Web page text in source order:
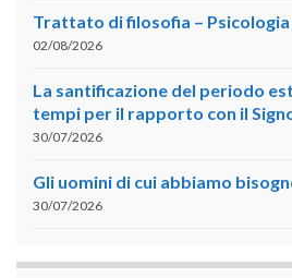
Trattato di filosofia – Psicologia
02/08/2026
La santificazione del periodo
tempi per il rapporto con il
30/07/2026
Gli uomini di cui abbiamo
30/07/2026